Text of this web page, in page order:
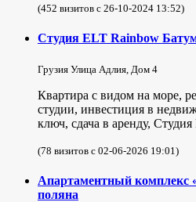
(452 визитов с 26-10-2024 13:52)
Студия ELT Rainbow
Грузия Улица Адлия, Дом 4
Квартира с видом на море,
студии, инвестиция в
ключ, сдача в аренду,
(78 визитов с 02-06-2026 19:01)
Апартаментный комплекс
поляна